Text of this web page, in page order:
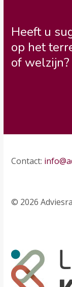
Heeft u
op het
of welzijn?
Contact:
© 2026